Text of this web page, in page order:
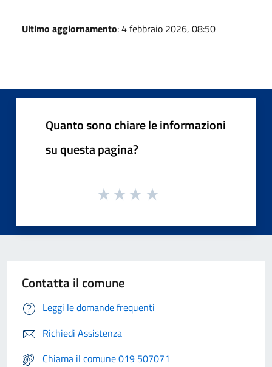
Ultimo aggiornamento: 4 febbraio 2026, 08:50
Quanto sono chiare le informazioni
su questa pagina?
Contatta il comune
Leggi le domande frequenti
Richiedi Assistenza
Chiama il comune 019 507071